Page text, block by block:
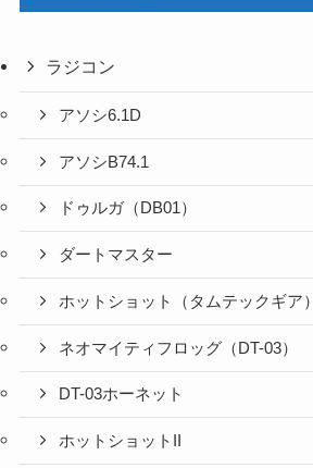
ラジコン
アソシ6.1D
アソシB74.1
ドゥルガ（DB01）
ダートマスター
ホットショット（タムテックギア）
ネオマイティフロッグ（DT-03）
DT-03ホーネット
ホットショットII